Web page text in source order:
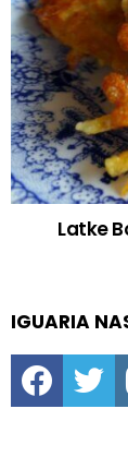
Latke
IGUARIA
facebook